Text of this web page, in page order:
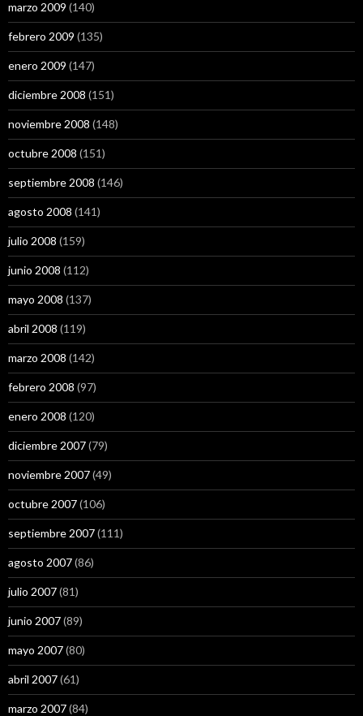
marzo 2009 (140)
febrero 2009 (135)
enero 2009 (147)
diciembre 2008 (151)
noviembre 2008 (148)
octubre 2008 (151)
septiembre 2008 (146)
agosto 2008 (141)
julio 2008 (159)
junio 2008 (112)
mayo 2008 (137)
abril 2008 (119)
marzo 2008 (142)
febrero 2008 (97)
enero 2008 (120)
diciembre 2007(79)
noviembre 2007(49)
octubre 2007(106)
septiembre 2007(111)
agosto 2007(86)
julio 2007(81)
junio 2007(89)
mayo 2007(80)
abril 2007(61)
marzo 2007(84)